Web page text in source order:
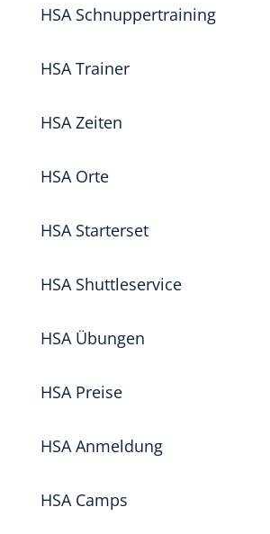
HSA Schnuppertraining
HSA Trainer
HSA Zeiten
HSA Orte
HSA Starterset
HSA Shuttleservice
HSA Übungen
HSA Preise
HSA Anmeldung
HSA Camps